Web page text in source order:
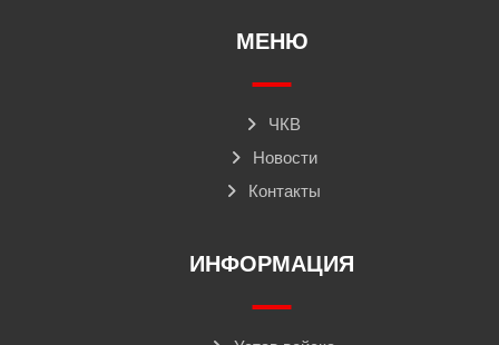
МЕНЮ
ЧКВ
Новости
Контакты
ИНФОРМАЦИЯ